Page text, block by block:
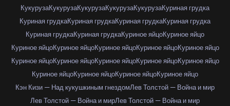
КукурузаКукурузаКукурузаКукурузаКукурузаКуриная грудка
Куриная грудкаКуриная грудкаКуриная грудкаКуриная грудка
Куриная грудкаКуриная грудкаКуриное яйцоКуриное яйцо
Куриное яйцоКуриное яйцоКуриное яйцоКуриное яйцоКуриное яйцо
Куриное яйцоКуриное яйцоКуриное яйцоКуриное яйцоКуриное яйцо
Куриное яйцоКуриное яйцоКуриное яйцоКуриное яйцо
Кэн Кизи — Над кукушкиным гнездомЛев Толстой — Война и мир
Лев Толстой — Война и мирЛев Толстой — Война и мир